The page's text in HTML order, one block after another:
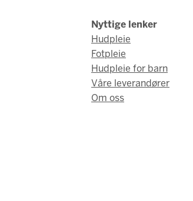
Nyttige lenker
Hudpleie
Fotpleie
Hudpleie for barn
Våre leverandører
Om oss